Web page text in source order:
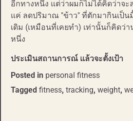
อีกทางหนึ่ง แต่ว่าผมก็ไม่ได้คิดว่าจ
แค่ ลดปริมาณ "ข้าว" ที่ตักมากินเป็น
เดิม (เหมือนที่เคยทำ) เท่านั้นก็คิดว่
หนึ่ง
ประเมินสถานการณ์ แล้วจะตั้งเป้า
Posted in personal fitness
Tagged fitness, tracking, weight,